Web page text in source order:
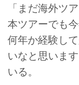
「まだ海外ツ
本ツアーでも
何年か経験し
いなと思いま
いる。